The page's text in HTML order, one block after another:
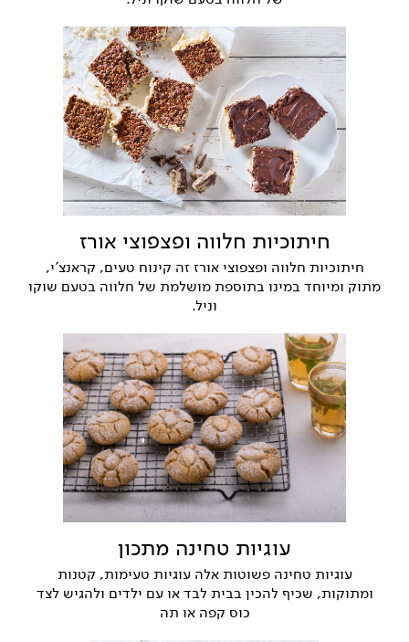
חיתוכיות חלווה ופצפוצי אורז
חיתוכיות חלווה ופצפוצי אורז זה קינוח טעים, קראנצ'י,
מתוק ומיוחד במינו בתוספת מושלמת של חלווה בטעם שוקו
וניל.
עוגיות טחינה מתכון
עוגיות טחינה פשוטות אלה עוגיות טעימות, קטנות
ומתוקות, שכיף להכין בבית לבד או עם ילדים ולהגיש לצד
כוס קפה או תה